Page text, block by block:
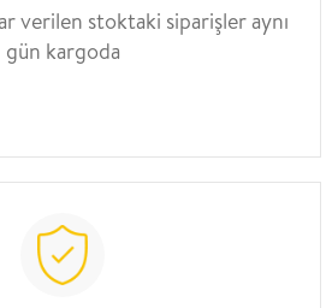
verilen stoktaki siparişler aynı
gün kargoda